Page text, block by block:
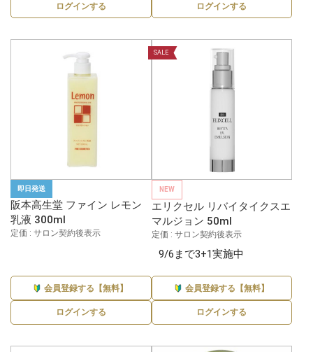
ログインする ログインする
即日発送
阪本高生堂 ファイン レモン
乳液 300ml
定価 : サロン契約後表示
会員登録する【無料】
ログインする
SALE
NEW
エリクセル リバイタイクスエ
マルジョン 50ml
定価 : サロン契約後表示
9/6まで3+1実施中
会員登録する【無料】
ログインする